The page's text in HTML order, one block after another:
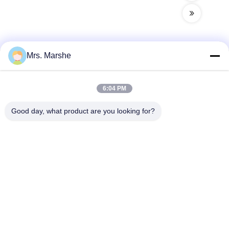
Contatto rapido
Room7E, bloccano A, edificio di Binfen Shiji, strada di
Mrs. Marshe
6:04 PM
Good day, what product are you looking for?